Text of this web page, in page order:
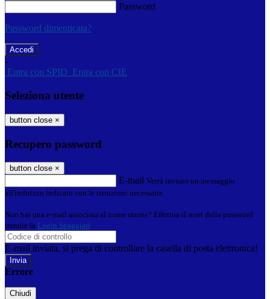
Password
Password dimenticata?
-
Entra con SPID Entra con CIE
Seleziona utente
button close ×
Recupero password
button close ×
E-mail Verrà inviato un messaggio
all'indirizzo indicato con le istruzioni necessarie.
Non hai una e-mail associata al nome utente? Effettua il reset della password
tramite la Login Spaggiari
E-mail inviata, si prega di controllare la casella di posta elettronica!
Errore
Chiudi